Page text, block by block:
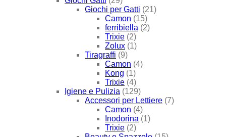
Giochi per Gatti (21)
Camon (15)
ferribiella (2)
Trixie (2)
Zolux (1)
Tiragraffi (9)
Camon (4)
Kong (1)
Trixie (4)
Igiene e Pulizia (129)
Accessori per Lettiere (7)
Camon (4)
Inodorina (1)
Trixie (2)